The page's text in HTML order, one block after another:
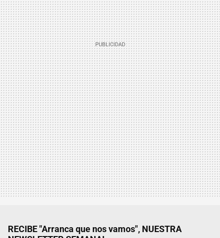
RECIBE "Arranca que nos vamos", NUESTRA